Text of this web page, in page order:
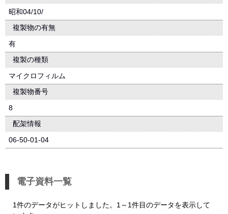
昭和04/10/
複製物の有無
有
複製の種類
マイクロフィルム
複製物番号
8
配架情報
06-50-01-04
電子資料一覧
1件のデータがヒットしました。1～1件目のデータを表示して